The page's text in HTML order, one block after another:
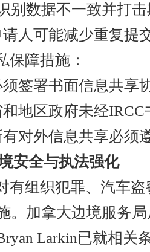
别数据不一致并打
请人可能减少重复提
保障措施：
须签署书面信息共享
和地区政府未经
有对外信息共享必须
安全与执法强化
有组织犯罪、汽车
。加拿大边境服务
Larkin已就相关